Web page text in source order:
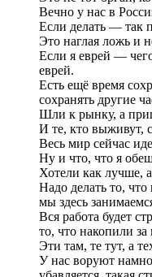
Вечно у нас в
Если делать — так
Это наглая ложь и
Если я еврей —
еврей.
Есть ещё время
сохранять другие
Шли к рынку, а
И те, кто выживут,
Весь мир сейчас
Ну и что, что я
Хотели как лучше,
Надо делать то,
мы здесь
Вся работа будет
то, что накопили
Эти там, те тут, а
У нас воруют